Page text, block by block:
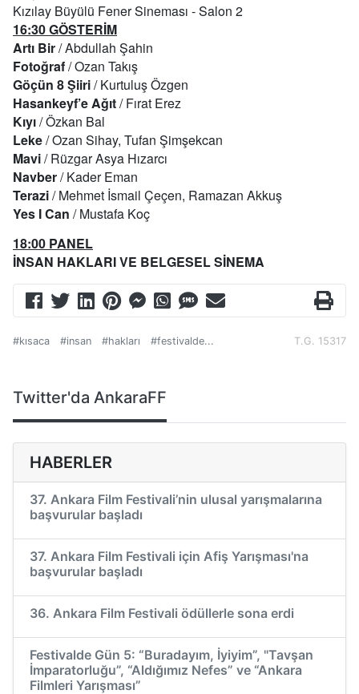
Kızılay Büyülü Fener Sineması - Salon 2
16:30 GÖSTERİM
Artı Bir/ Abdullah Şahin
Fotoğraf/ Ozan Takış
Göçün 8 Şiiri/ Kurtuluş Özgen
Hasankeyf’e Ağıt/ Fırat Erez
Kıyı/ Özkan Bal
Leke/ Ozan Sihay, Tufan Şimşekcan
Mavi/ Rüzgar Asya Hızarcı
Navber/ Kader Eman
Terazi/ Mehmet İsmail Çeçen, Ramazan Akkuş
Yes I Can / Mustafa Koç
18:00 PANEL
İNSAN HAKLARI VE BELGESEL SİNEMA
T.G. 15317
#kısaca #insan #hakları #festivalde...
Twitter'da AnkaraFF
HABERLER
37. Ankara Film Festivali’nin ulusal yarışmalarına
başvurular başladı
37. Ankara Film Festivali için Afiş Yarışması'na
başvurular başladı
36. Ankara Film Festivali ödüllerle sona erdi
Festivalde Gün 5: “Buradayım, İyiyim”, "Tavşan
İmparatorluğu”, “Aldığımız Nefes” ve “Ankara
Filmleri Yarışması”